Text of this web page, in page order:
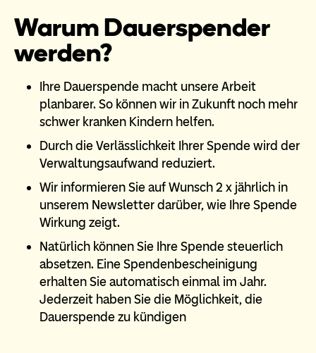
Warum Dauerspender
werden?
Ihre Dauerspende macht unsere Arbeit
planbarer. So können wir in Zukunft noch mehr
schwer kranken Kindern helfen.
Durch die Verlässlichkeit Ihrer Spende wird der
Verwaltungsaufwand reduziert.
Wir informieren Sie auf Wunsch 2 x jährlich in
unserem Newsletter darüber, wie Ihre Spende
Wirkung zeigt.
Natürlich können Sie Ihre Spende steuerlich
absetzen. Eine Spendenbescheinigung
erhalten Sie automatisch einmal im Jahr.
Jederzeit haben Sie die Möglichkeit, die
Dauerspende zu kündigen